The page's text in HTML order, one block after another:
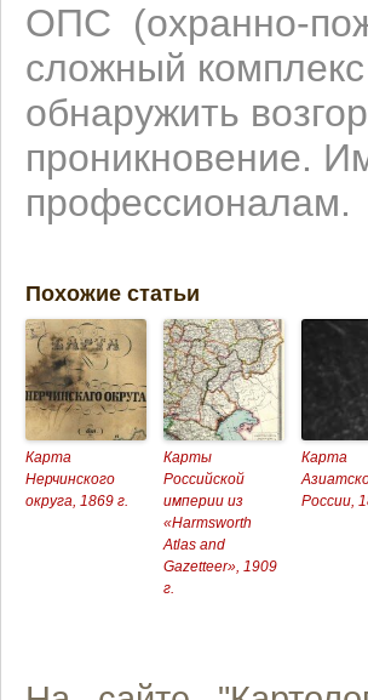
ОПС (охранно-
сложный комплекс
обнаружить
проникновение.
профессионалам.
Похожие статьи
Карта
Нерчинского
округа, 1869 г.
Карты
Российской
империи из
«Harmsworth
Atlas and
Gazetteer», 1909
г.
Карта
России,